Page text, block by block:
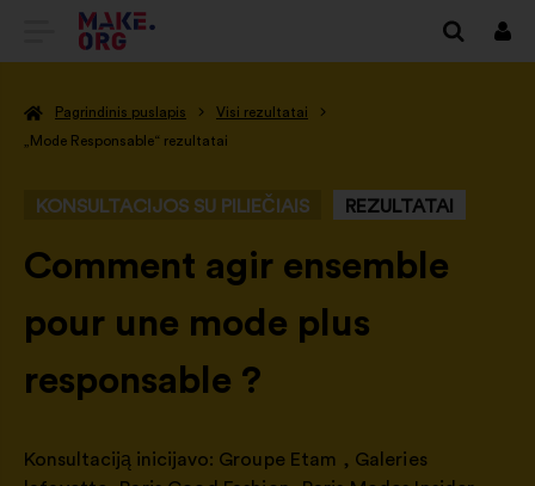
EITI
PAGRINDINĮ
PUSLAPĮ
Pagrindinis puslapis
Visi rezultatai
„Mode Responsable“ rezultatai
KONSULTACIJOS SU PILIEČIAIS REZULTATAI
-
Comment agir ensemble
pour une mode plus
responsable ?
Konsultaciją inicijavo: Groupe Etam , Galeries